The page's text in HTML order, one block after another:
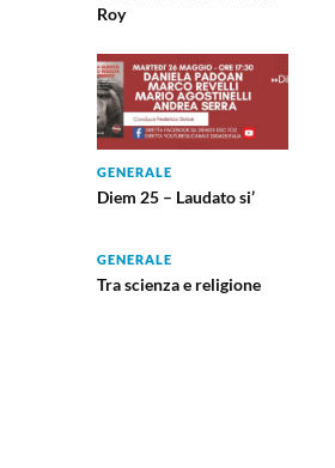
Roy
GENERALE
Diem 25 – Laudato si’
GENERALE
Tra scienza e religione